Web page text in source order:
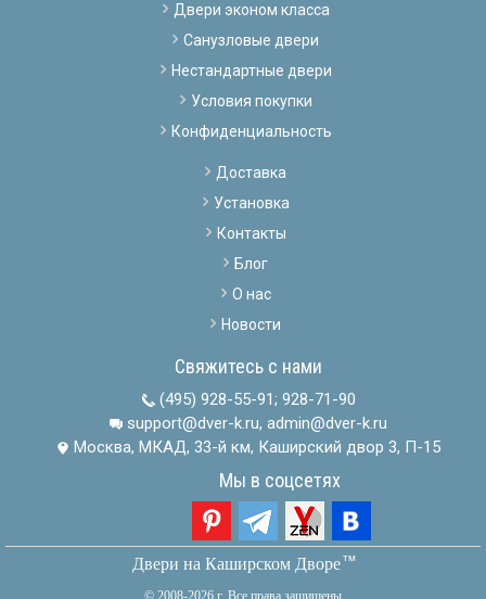
Двери эконом класса
Санузловые двери
Нестандартные двери
Условия покупки
Конфиденциальность
Доставка
Установка
Контакты
Блог
О нас
Новости
Свяжитесь с нами
(495) 928-55-91; 928-71-90
support@dver-k.ru, admin@dver-k.ru
Москва, МКАД, 33-й км, Каширский двор 3, П-15
Мы в соцсетях
Двери на Каширском Дворетм
© 2008-2026 г. Все права защищены